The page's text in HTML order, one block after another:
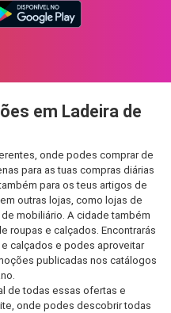
em Ladeira de
onde podes comprar de
para as tuas compras diárias
para os teus artigos de
outras lojas, como lojas de
mobiliário. A cidade também
roupas e calçados. Encontrarás
calçados e podes aproveitar
publicadas nos catálogos
de todas essas ofertas e
onde podes descobrir todas